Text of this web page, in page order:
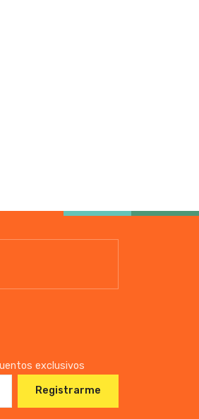
exclusivos
Registrarme